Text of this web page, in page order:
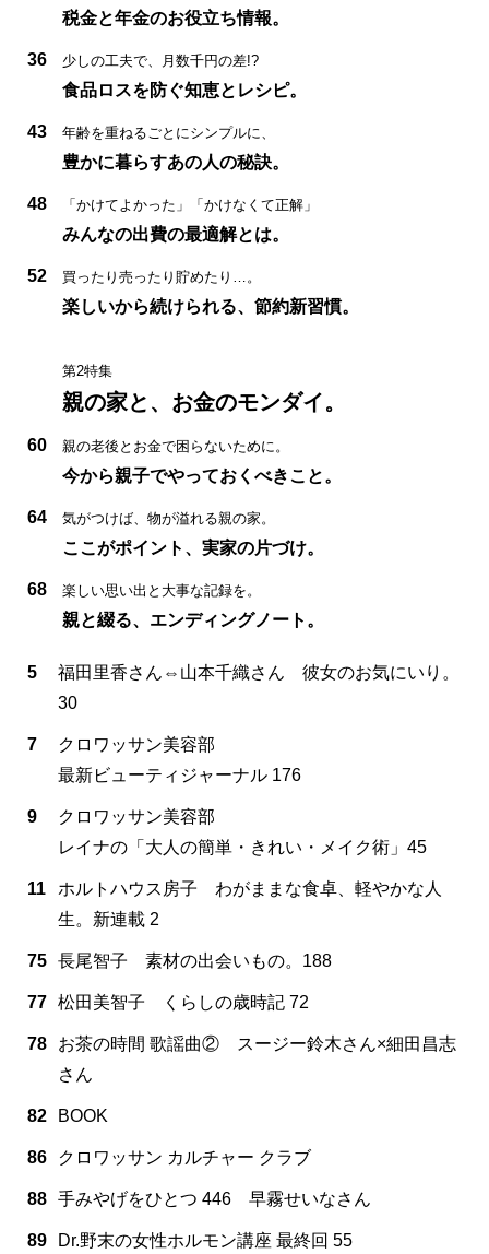
税金と年金のお役立ち情報。
36 少しの工夫で、月数千円の差!?
食品ロスを防ぐ知恵とレシピ。
43 年齢を重ねるごとにシンプルに、
豊かに暮らすあの人の秘訣。
48 「かけてよかった」「かけなくて正解」
みんなの出費の最適解とは。
52 買ったり売ったり貯めたり…。
楽しいから続けられる、節約新習慣。
第2特集
親の家と、お金のモンダイ。
60 親の老後とお金で困らないために。
今から親子でやっておくべきこと。
64 気がつけば、物が溢れる親の家。
ここがポイント、実家の片づけ。
68 楽しい思い出と大事な記録を。
親と綴る、エンディングノート。
5
福田里香さん⇔山本千織さん 彼女のお気にいり。
30
7
クロワッサン美容部
最新ビューティジャーナル 176
9
クロワッサン美容部
レイナの「大人の簡単・きれい・メイク術」45
11
ホルトハウス房子 わがままな食卓、軽やかな人
生。新連載 2
75 長尾智子 素材の出会いもの。188
77 松田美智子 くらしの歳時記 72
78
お茶の時間 歌謡曲② スージー鈴木さん×細田昌志
さん
82 BOOK
86 クロワッサン カルチャー クラブ
88 手みやげをひとつ 446 早霧せいなさん
89 Dr.野末の女性ホルモン講座 最終回 55